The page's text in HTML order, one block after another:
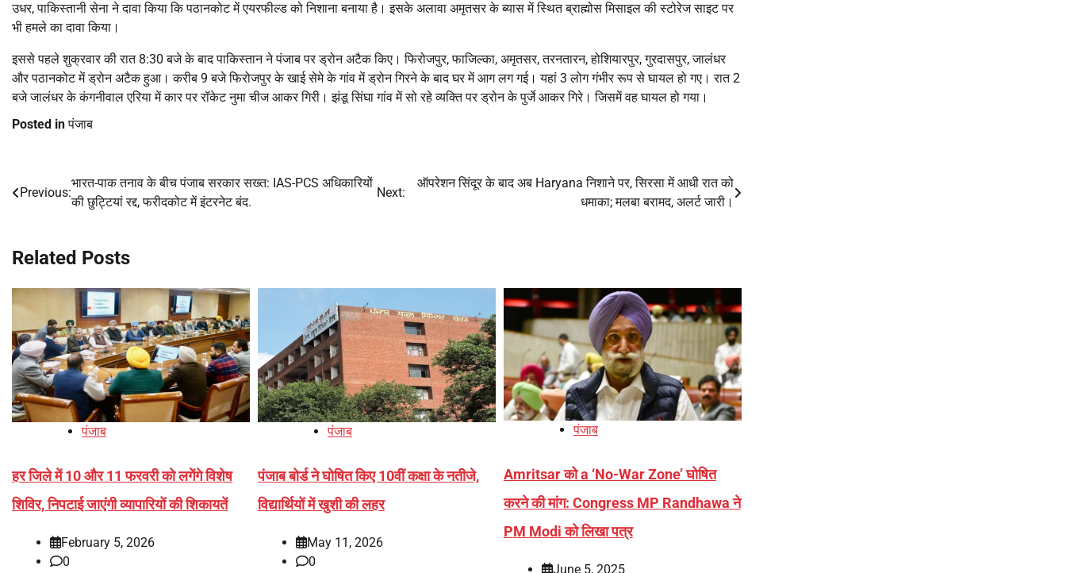
उधर, पाकिस्तानी सेना ने दावा किया कि पठानकोट में एयरफील्ड को निशाना बनाया है। इसके अलावा अमृतसर के ब्यास में स्थित ब्राह्मोस मिसाइल की स्टोरेज साइट पर
भी हमले का दावा किया।
इससे पहले शुक्रवार की रात 8:30 बजे के बाद पाकिस्तान ने पंजाब पर ड्रोन अटैक किए। फिरोजपुर, फाजिल्का, अमृतसर, तरनतारन, होशियारपुर, गुरदासपुर, जालंधर
और पठानकोट में ड्रोन अटैक हुआ। करीब 9 बजे फिरोजपुर के खाई सेमे के गांव में ड्रोन गिरने के बाद घर में आग लग गई। यहां 3 लोग गंभीर रूप से घायल हो गए। रात 2
बजे जालंधर के कंगनीवाल एरिया में कार पर रॉकेट नुमा चीज आकर गिरी। झंडू सिंघा गांव में सो रहे व्यक्ति पर ड्रोन के पुर्जे आकर गिरे। जिसमें वह घायल हो गया।
Posted inपंजाब
Post
navigation
Previous:
भारत-पाक तनाव के बीच पंजाब सरकार सख्त: IAS-PCS अधिकारियों
की छुट्टियां रद्द, फरीदकोट में इंटरनेट बंद.
Next:
ऑपरेशन सिंदूर के बाद अब Haryana निशाने पर, सिरसा में आधी रात को
धमाका; मलबा बरामद, अलर्ट जारी।
Related Posts
पंजाब
हर जिले में 10 और 11 फरवरी को लगेंगे विशेष
शिविर, निपटाई जाएंगी व्यापारियों की शिकायतें
February 5, 2026
0
पंजाब
पंजाब बोर्ड ने घोषित किए 10वीं कक्षा के नतीजे,
विद्यार्थियों में खुशी की लहर
May 11, 2026
0
पंजाब
Amritsar को a ‘No-War Zone’ घोषित
करने की मांग: Congress MP Randhawa ने
PM Modi को लिखा पत्र
June 5, 2025